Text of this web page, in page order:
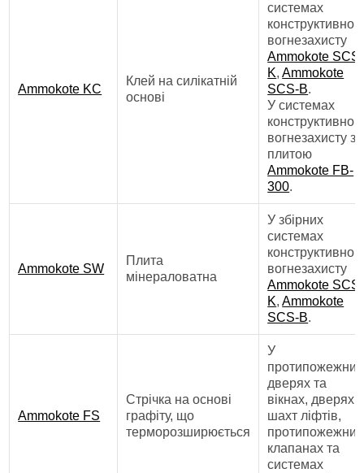
Ammokote KC
Клей на силікатній
основі
системах
вогнезахисту
Ammokote SCS-
K,Ammokote
SCS-В.
У системах
вогнезахисту з
плитою
Ammokote FB-
300.
Ammokote SW
Плита
мінераловатна
У збірних
системах
вогнезахисту
Ammokote SCS-
K,Ammokote
SCS-В.
Ammokote FS
Стрічка на основі
графіту, що
терморозширюється
У
протипожежних
дверях та
вікнах, дверях
шахт ліфтів,
протипожежних
клапанах та
системах